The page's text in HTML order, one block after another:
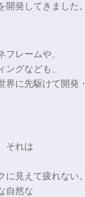
開発してきました。
フレームや、
ングなども、
界に先駆けて開発 ・
それは
に見えて疲れない。
自然な